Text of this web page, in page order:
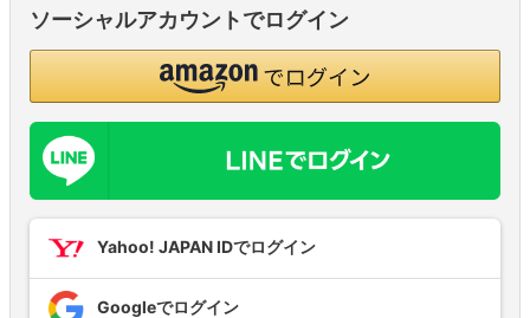
ソーシャルアカウントでログイン
Yahoo! JAPAN IDでログイン
Googleでログイン